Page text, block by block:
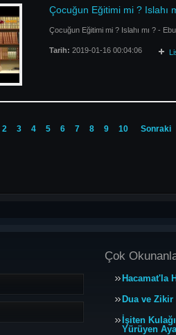
Çocuğun Eğitimi mi ? Islahı
Çocuğun Eğitimi mi ? Islahı mı ? -
Tarih: 2019-01-16 00:04:06
2 3 4 5 6 7 8 9 10 Sonraki
Çok
Hacamat'la
Dua ve
İşiten
Yürüyen